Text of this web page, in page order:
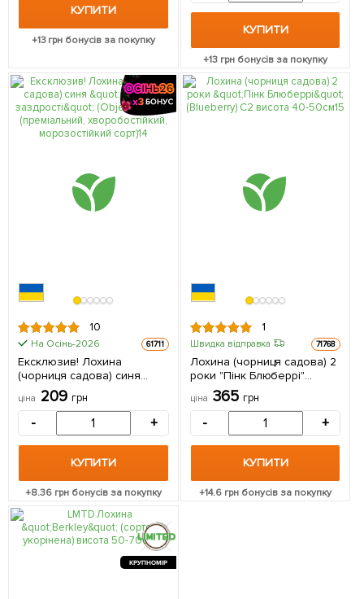
КУПИТИ
+13грн бонусів за покупку
КУПИТИ
+13 грн бонусів за покупку
10
На Осінь-2026 61711
Ексклюзив! Лохина
(чорниця садова) синя
"Предмет заздрості" (Object
of envy) (преміальний,
хворобостійкий,
морозостійкий сорт) 1
саджанець в упаковці
ціна 209 грн
- +
КУПИТИ
+8.36 грн бонусів за покупку
1
Швидка відправка 71768
Лохина (чорниця садова) 2
роки "Пінк Блюберрі"
(Blueberry) С2 висота 40-
50см 1 саджанець в
ціна 365 грн
- +
КУПИТИ
+14.6 грн бонусів за покупку
КРУПНОМІР